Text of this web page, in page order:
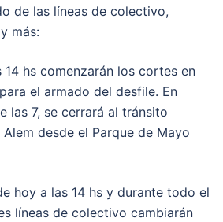
de las líneas de colectivo,
más:
14 hs comenzarán los cortes en
el armado del desfile. En
las 7, se cerrará al tránsito
desde el Parque de Mayo
hoy a las 14 hs y durante todo el
líneas de colectivo cambiarán